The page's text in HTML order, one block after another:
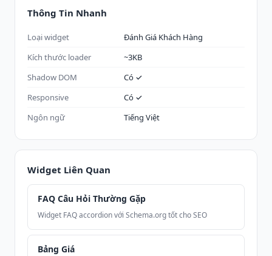
Thông Tin Nhanh
Loại widget
Đánh Giá Khách Hàng
Kích thước loader
~3KB
Shadow DOM
Có ✓
Responsive
Có ✓
Ngôn ngữ
Tiếng Việt
Widget Liên Quan
FAQ Câu Hỏi Thường Gặp
Widget FAQ accordion với Schema.org tốt cho SEO
Bảng Giá